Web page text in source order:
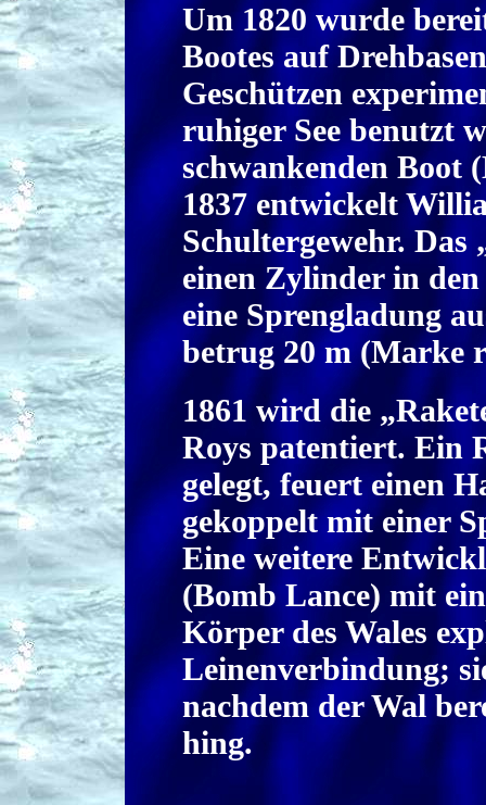
Um 1820 wurde
Bootes auf
Geschützen
ruhiger See benutzt
schwankenden Boot
1837 entwickelt
Schultergewehr. Das
einen Zylinder in
eine Sprengladung
betrug 20 m (Marke
1861 wird die
Roys patentiert. Ein
gelegt, feuert einen
gekoppelt mit einer
Eine weitere
(Bomb Lance) mit
Körper des Wales
Leinenverbindung;
nachdem der Wal
hing.